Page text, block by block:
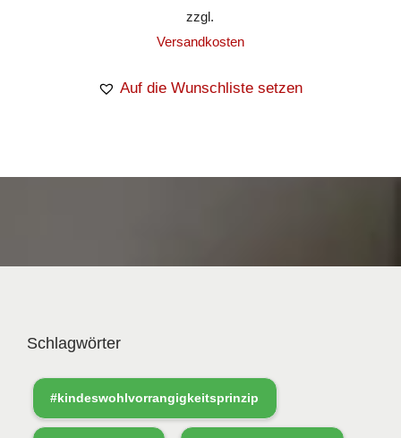
zzgl.
Versandkosten
Auf die Wunschliste setzen
Schlagwörter
#kindeswohlvorrangigkeitsprinzip